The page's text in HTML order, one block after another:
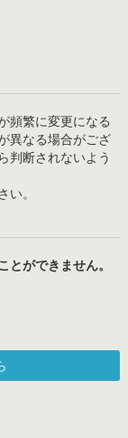
頻繁に変更になる
異なる場合がござ
判断されないよう
い。
とができません。